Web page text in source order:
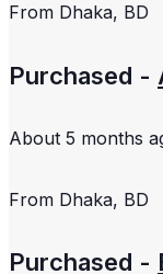
From Dhaka, BD
Purchased -
About 5 months
From Dhaka, BD
Purchased -